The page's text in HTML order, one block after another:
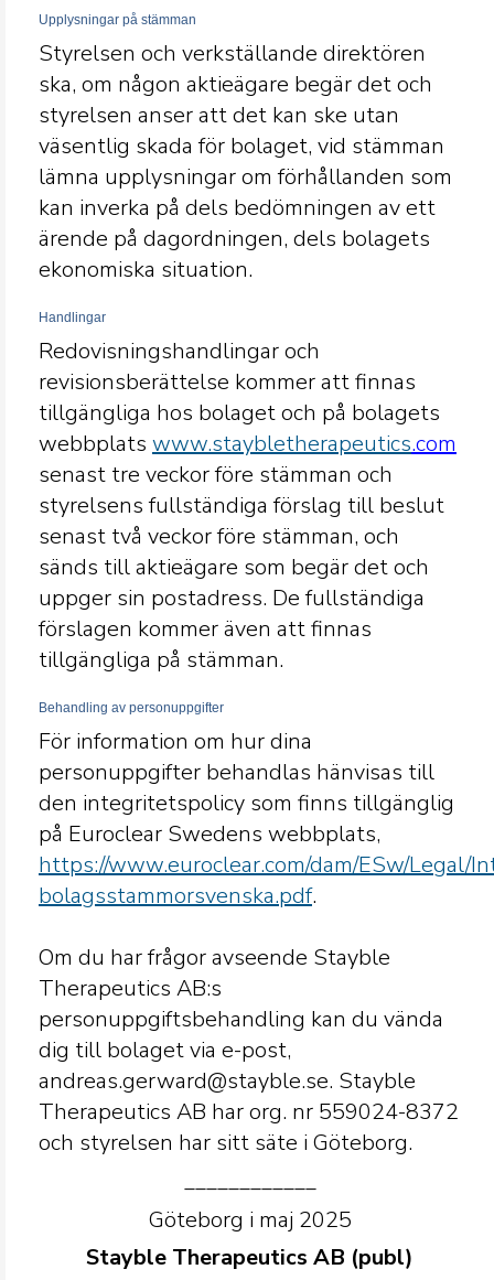
Upplysningar på stämman
Styrelsen och verkställande direktören
ska, om någon aktieägare begär det och
styrelsen anser att det kan ske utan
väsentlig skada för bolaget, vid stämman
lämna upplysningar om förhållanden som
kan inverka på dels bedömningen av ett
ärende på dagordningen, dels bolagets
ekonomiska situation.
Handlingar
Redovisningshandlingar och
revisionsberättelse kommer att finnas
tillgängliga hos bolaget och på bolagets
webbplats www.staybletherapeutics.com
senast tre veckor före stämman och
styrelsens fullständiga förslag till beslut
senast två veckor före stämman, och
sänds till aktieägare som begär det och
uppger sin postadress. De fullständiga
förslagen kommer även att finnas
tillgängliga på stämman.
Behandling av personuppgifter
För information om hur dina
personuppgifter behandlas hänvisas till
den integritetspolicy som finns tillgänglig
på Euroclear Swedens webbplats,
https://www.euroclear.com/dam/ESw/Legal/
bolagsstammorsvenska.pdf.
Om du har frågor avseende Stayble
Therapeutics AB:s
personuppgiftsbehandling kan du vända
dig till bolaget via e-post,
andreas.gerward@stayble.se. Stayble
Therapeutics AB har org. nr 559024-8372
och styrelsen har sitt säte i Göteborg.
____________
Göteborg i maj 2025
Stayble Therapeutics AB (publ)